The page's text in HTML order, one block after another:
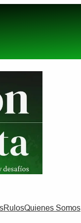
RulosQuienes Somos